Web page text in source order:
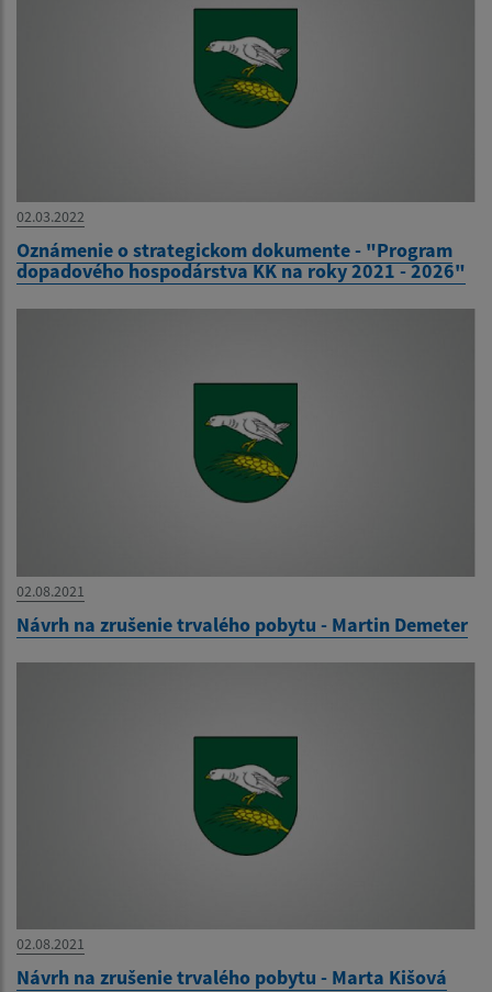
02.03.2022
Oznámenie o strategickom dokumente - "Program
dopadového hospodárstva KK na roky 2021 - 2026"
02.08.2021
Návrh na zrušenie trvalého pobytu - Martin Demeter
02.08.2021
Návrh na zrušenie trvalého pobytu - Marta Kišová